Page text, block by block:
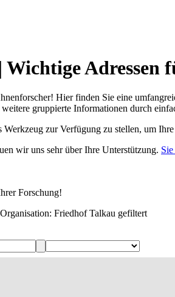
Adressen
Hier finden Sie eine
gruppierte Informationen durch
zur Verfügung zu stellen, um
wir uns sehr über Ihre Unterstützung.
Forschung!
Friedhof Talkau gefiltert